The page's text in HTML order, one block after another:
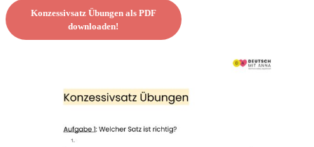
Konzessivsatz Übungen als PDF
downloaden!